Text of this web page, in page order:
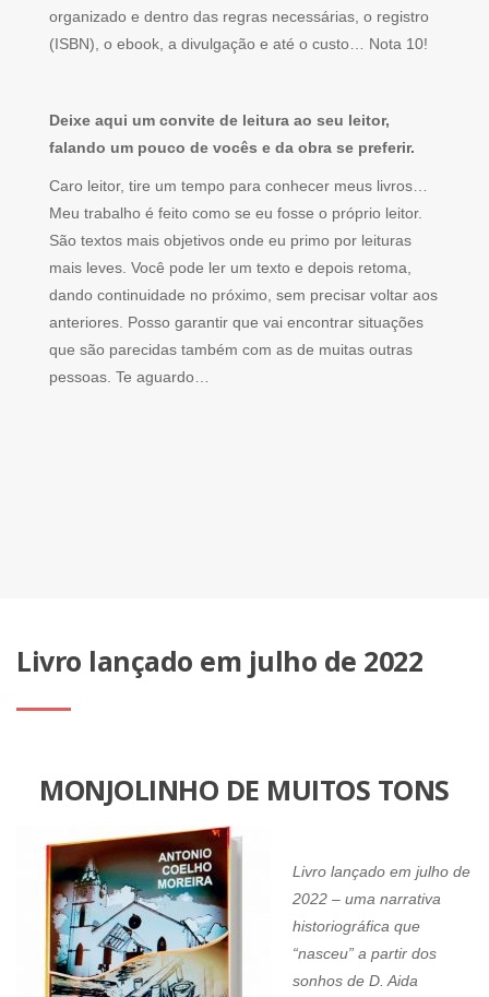
organizado e dentro das regras necessárias, o registro
(ISBN), o ebook, a divulgação e até o custo… Nota 10!
Deixe aqui um convite de leitura ao seu leitor,
falando um pouco de vocês e da obra se preferir.
Caro leitor, tire um tempo para conhecer meus livros…
Meu trabalho é feito como se eu fosse o próprio leitor.
São textos mais objetivos onde eu primo por leituras
mais leves. Você pode ler um texto e depois retoma,
dando continuidade no próximo, sem precisar voltar aos
anteriores. Posso garantir que vai encontrar situações
que são parecidas também com as de muitas outras
pessoas. Te aguardo…
Livro lançado em julho de 2022
MONJOLINHO DE MUITOS TONS
Livro lançado em julho de
2022 – uma narrativa
historiográfica que
“nasceu” a partir dos
sonhos de D. Aida